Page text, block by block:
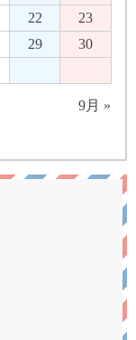
22
23
29
30
9月 »